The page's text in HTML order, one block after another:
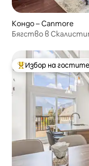
Кондо – Canmore
Бягство в
Най-популярен
Избор на гостите